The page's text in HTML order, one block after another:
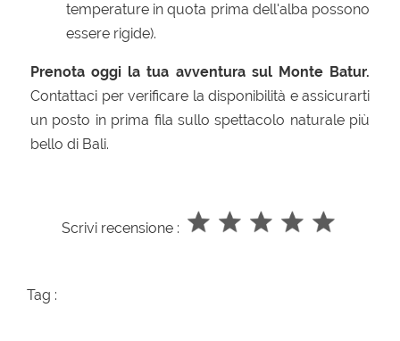
temperature in quota prima dell'alba possono
essere rigide).
Prenota oggi la tua avventura sul Monte Batur.
Contattaci per verificare la disponibilità e assicurarti
un posto in prima fila sullo spettacolo naturale più
bello di Bali.
Scrivi recensione :
Tag :